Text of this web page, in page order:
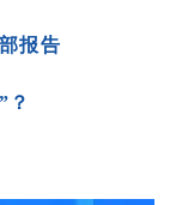
报告
？